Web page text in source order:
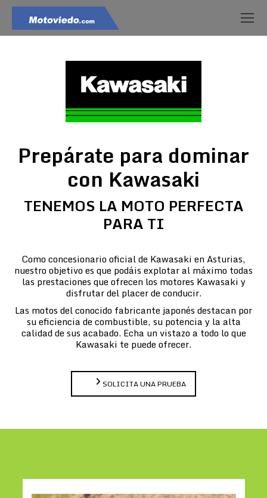
Prepárate para dominar
con Kawasaki
TENEMOS LA MOTO PERFECTA
PARA TI
Como concesionario oficial de Kawasaki en Asturias,
nuestro objetivo es que podáis explotar al máximo todas
las prestaciones que ofrecen los motores Kawasaki y
disfrutar del placer de conducir.
Las motos del conocido fabricante japonés destacan por
su eficiencia de combustible, su potencia y la alta
calidad de sus acabado. Echa un vistazo a todo lo que
Kawasaki te puede ofrecer.
SOLICITA UNA PRUEBA